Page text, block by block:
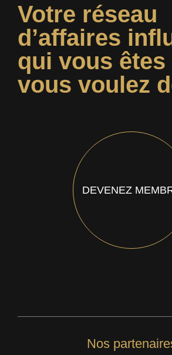
Votre réseau
d’affaires
qui vous êtes
vous voulez
DEVENEZ
Nos